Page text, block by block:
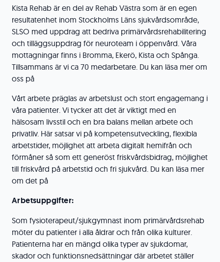
Kista Rehab är en del av Rehab Västra som är en egen
resultatenhet inom Stockholms Läns sjukvårdsområde,
SLSO med uppdrag att bedriva primärvårdsrehabilitering
och tilläggsuppdrag för neuroteam i öppenvård. Våra
mottagningar finns i Bromma, Ekerö, Kista och Spånga.
Tillsammans är vi ca 70 medarbetare. Du kan läsa mer om
oss på
Vårt arbete präglas av arbetslust och stort engagemang i
våra patienter. Vi tycker att det är viktigt med en
hälsosam livsstil och en bra balans mellan arbete och
privatliv. Här satsar vi på kompetensutveckling, flexibla
arbetstider, möjlighet att arbeta digitalt hemifrån och
förmåner så som ett generöst friskvårdsbidrag, möjlighet
till friskvård på arbetstid och fri sjukvård. Du kan läsa mer
om det på
Arbetsuppgifter:
Som fysioterapeut/sjukgymnast inom primärvårdsrehab
möter du patienter i alla åldrar och från olika kulturer.
Patienterna har en mängd olika typer av sjukdomar,
skador och funktionsnedsättningar där arbetet ställer